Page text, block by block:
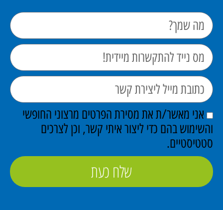
אני מאשר/ת את מסירת הפרטים מרצוני החופשי
והשימוש בהם כדי ליצור איתי קשר, וכן לצרכים
סטטיסטיים.
שלח כעת